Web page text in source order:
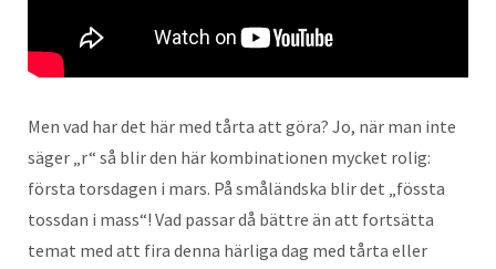
Men vad har det här med tårta att göra? Jo, när man inte
säger „r“ så blir den här kombinationen mycket rolig:
första torsdagen i mars. På småländska blir det „fössta
tossdan i mass“! Vad passar då bättre än att fortsätta
temat med att fira denna härliga dag med tårta eller